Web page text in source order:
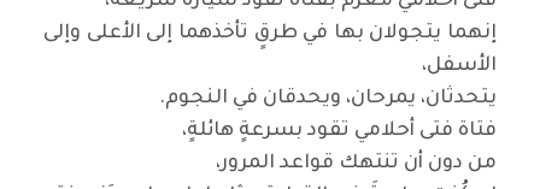
إنهما يتجولان بها في طرقٍ تأخذهما إلى الأعلى وإلى
الأسفل،
يتحدثان، يمرحان، ويحدقان في النجوم.
فتاة فتى أحلامي تقود بسرعةٍ هائلةٍ،
من دون أن تنتهك قواعد المرور،